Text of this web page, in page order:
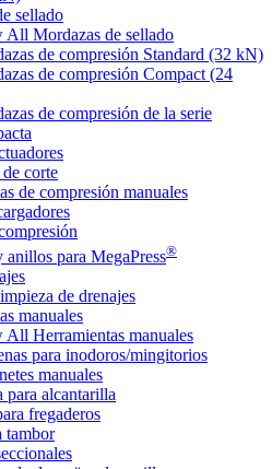
sellado
All Mordazas de sellado
de compresión Standard (32 kN)
de compresión Compact (24
de compresión de la serie
corte
de compresión manuales
anillos para MegaPress®
de drenajes
manuales
All Herramientas manuales
para inodoros/mingitorios
manuales
para alcantarilla
fregaderos
tambor